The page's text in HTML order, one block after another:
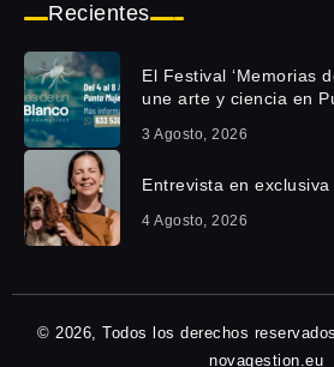
Recientes
El Festival ‘Memorias
une arte y ciencia en
3 Agosto, 2026
Entrevista en
4 Agosto, 2026
© 2026, Todos los derechos
novagestion.eu